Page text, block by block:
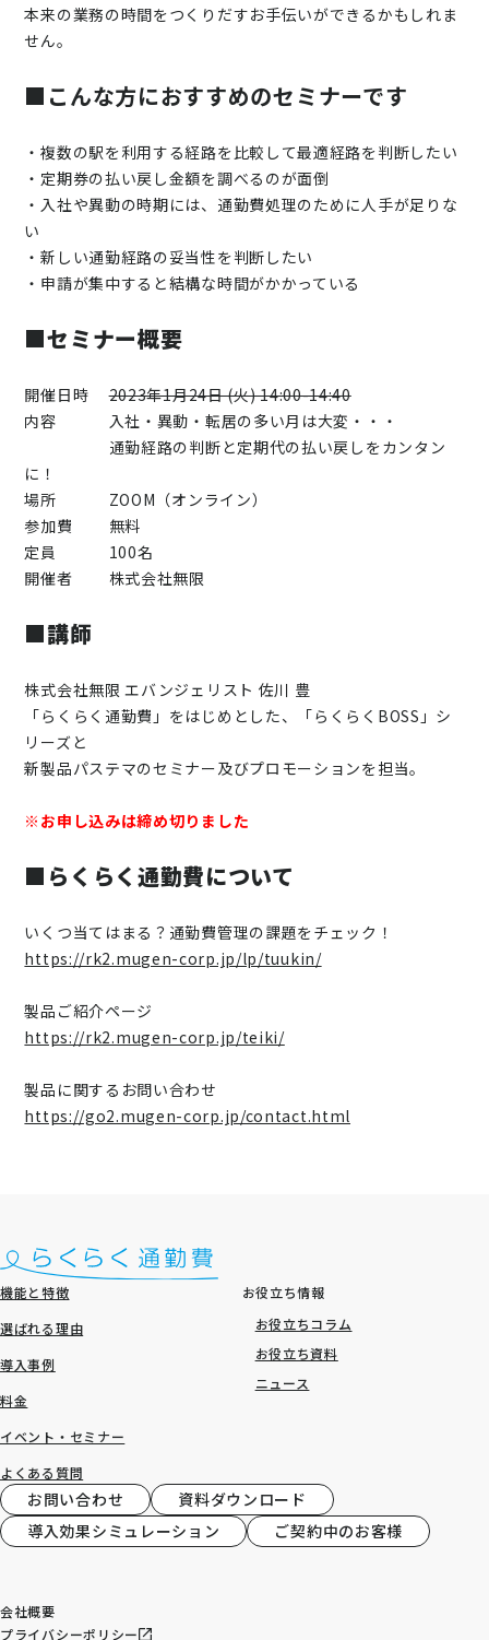
本来の業務の時間をつくりだすお手伝いができるかもしれま
せん。
■こんな方におすすめのセミナーです
・複数の駅を利用する経路を比較して最適経路を判断したい
・定期券の払い戻し金額を調べるのが面倒
・入社や異動の時期には、通勤費処理のために人手が足りな
い
・新しい通勤経路の妥当性を判断したい
・申請が集中すると結構な時間がかかっている
■セミナー概要
開催日時2023年1月24日 (火) 14:00-14:40
内容 入社・異動・転居の多い月は大変・・・
通勤経路の判断と定期代の払い戻しをカンタン
に！
場所 ZOOM（オンライン）
参加費 無料
定員 100名
開催者 株式会社無限
■講師
株式会社無限 エバンジェリスト 佐川 豊
「らくらく通勤費」をはじめとした、「らくらくBOSS」シ
リーズと
新製品パステマのセミナー及びプロモーションを担当。
※お申し込みは締め切りました
■らくらく通勤費について
いくつ当てはまる？通勤費管理の課題をチェック！
https://rk2.mugen-corp.jp/lp/tuukin/
製品ご紹介ページ
https://rk2.mugen-corp.jp/teiki/
製品に関するお問い合わせ
https://go2.mugen-corp.jp/contact.html
機能と特徴
選ばれる理由
導入事例
料金
イベント・セミナー
よくある質問
お役立ち情報
お役立ちコラム
お役立ち資料
ニュース
お問い合わせ
資料ダウンロード
導入効果シミュレーション
ご契約中のお客様
会社概要
プライバシーポリシー